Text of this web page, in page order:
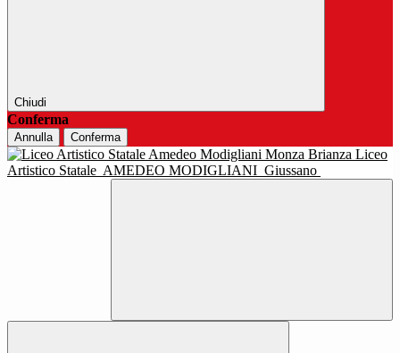
Chiudi
Conferma
Annulla Conferma
Liceo
Artistico Statale AMEDEO MODIGLIANI Giussano